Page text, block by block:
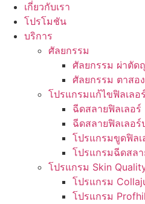
เกี่ยวกับเรา
โปรโมชัน
บริการ
ศัลยกรรม
ศัลยกรรม ผ่าตัด
ศัลยกรรม ตาสอ
โปรแกรมแก้ไขฟิลเลอร์
ฉีดสลายฟิลเลอร์
ฉีดสลายฟิลเลอร์
โปรแกรมขูดฟิลเ
โปรแกรมฉีดสล
โปรแกรม Skin
โปรแกรม
โปรแกรม